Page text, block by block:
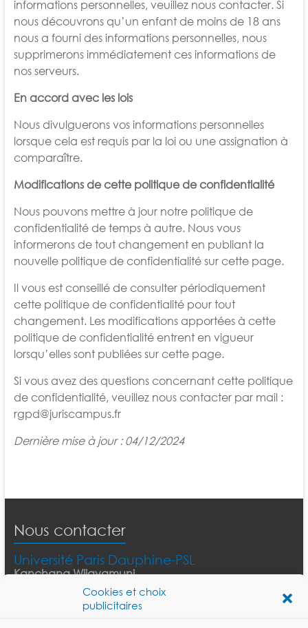
Cookies et choix
publicitaires
informations personnelles, veuillez nous contacter. Si
nous découvrons qu’un enfant de moins de 18 ans
nous a fourni des informations personnelles, nous
supprimerons immédiatement ces informations de
nos serveurs.
En accord avec les lois
Nous divulguerons vos informations personnelles
lorsque cela est requis par la loi ou une assignation à
comparaître.
Modifications de cette politique de confidentialité
Nous pouvons mettre à jour notre politique de
confidentialité de temps à autre. Nous vous
informerons de tout changement en publiant la
nouvelle politique de confidentialité sur cette page.
Il vous est conseillé de consulter périodiquement
cette politique de confidentialité pour tout
changement. Les modifications apportées à cette
politique de confidentialité entrent en vigueur
lorsqu’elles sont publiées sur cette page.
Si vous avez des questions concernant cette politique
de confidentialité, veuillez nous contacter par mail :
rgpd@juriscampus.fr
Dernière mise à jour : 04/12/2024
Nous contacter
Université Paris Dauphine-PSL
Kanchana Wijayamuni
06 27 53 30 19
kanchana.wijayamuni@dauphine.psl.eu